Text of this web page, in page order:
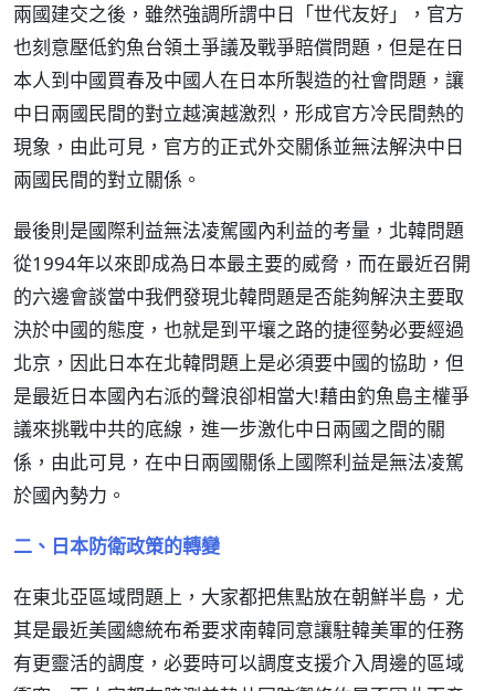
兩國建交之後，雖然強調所謂中日「世代友好」，官方
也刻意壓低釣魚台領土爭議及戰爭賠償問題，但是在日
本人到中國買春及中國人在日本所製造的社會問題，讓
中日兩國民間的對立越演越激烈，形成官方冷民間熱的
現象，由此可見，官方的正式外交關係並無法解決中日
兩國民間的對立關係。
最後則是國際利益無法凌駕國內利益的考量，北韓問題
從1994年以來即成為日本最主要的威脅，而在最近召開
的六邊會談當中我們發現北韓問題是否能夠解決主要取
決於中國的態度，也就是到平壤之路的捷徑勢必要經過
北京，因此日本在北韓問題上是必須要中國的協助，但
是最近日本國內右派的聲浪卻相當大!藉由釣魚島主權爭
議來挑戰中共的底線，進一步激化中日兩國之間的關
係，由此可見，在中日兩國關係上國際利益是無法凌駕
於國內勢力。
二、日本防衛政策的轉變
在東北亞區域問題上，大家都把焦點放在朝鮮半島，尤
其是最近美國總統布希要求南韓同意讓駐韓美軍的任務
有更靈活的調度，必要時可以調度支援介入周邊的區域